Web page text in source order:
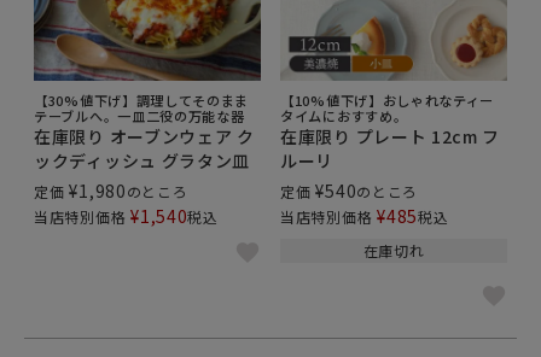
【30%値下げ】調理してそのまま
テーブルへ。一皿二役の万能な器
在庫限り オーブンウェア ク
ックディッシュ グラタン皿
定価 ¥1,980のところ
当店特別価格 ¥1,540税込
【10%値下げ】おしゃれなティー
タイムにおすすめ。
在庫限り プレート 12cm フ
ルーリ
定価 ¥540のところ
当店特別価格 ¥485税込
在庫切れ